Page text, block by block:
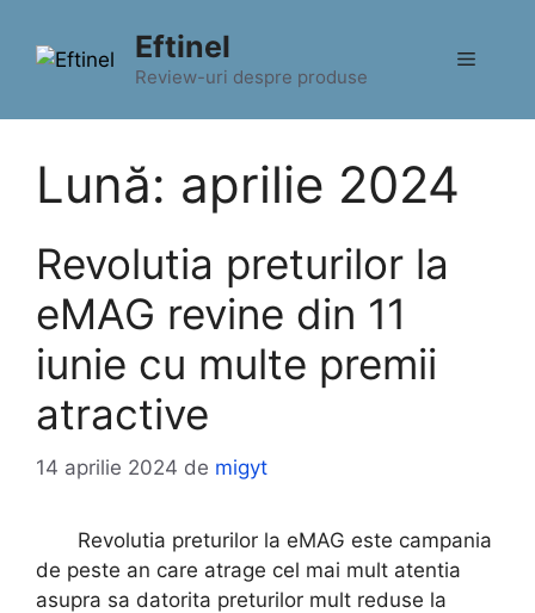
conținut
Eftinel
Review-uri despre produse
Meniu
Lună: aprilie 2024
Revolutia preturilor la
eMAG revine din 11
iunie cu multe premii
atractive
14 aprilie 2024 de migyt
Revolutia preturilor la eMAG este campania
de peste an care atrage cel mai mult atentia
asupra sa datorita preturilor mult reduse la